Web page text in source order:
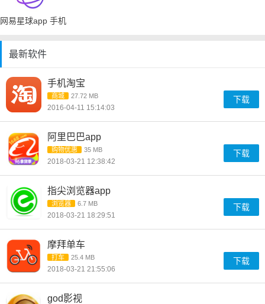
网易星球app 手机下载
最新软件
手机淘宝
商城 27.72 MB
2016-04-11 15:14:03
下载
阿里巴巴app
购物优惠 35 MB
2018-03-21 12:38:42
下载
指尖浏览器app
浏览器 6.7 MB
2018-03-21 18:29:51
下载
摩拜单车
打车 25.4 MB
2018-03-21 21:55:06
下载
god影视